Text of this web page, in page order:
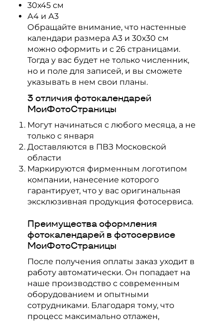
30х45 см
А4 и А3
Обращайте внимание, что настенные
календари размера А3 и 30х30 см
можно оформить и с 26 страницами.
Тогда у вас будет не только численник,
но и поле для записей, и вы сможете
указывать в нем свои планы.
3 отличия фотокалендарей
МоиФотоСтраницы
Могут начинаться с любого месяца, а не
только с января
Доставляются в ПВЗ Московской
области
Маркируются фирменным логотипом
компании, нанесение которого
гарантирует, что у вас оригинальная
эксклюзивная продукция фотосервиса.
Преимущества оформления
фотокалендарей в фотосервисе
МоиФотоСтраницы
После получения оплаты заказ уходит в
работу автоматически. Он попадает на
наше производство с современным
оборудованием и опытными
сотрудниками. Благодаря тому, что
процесс максимально отлажен,